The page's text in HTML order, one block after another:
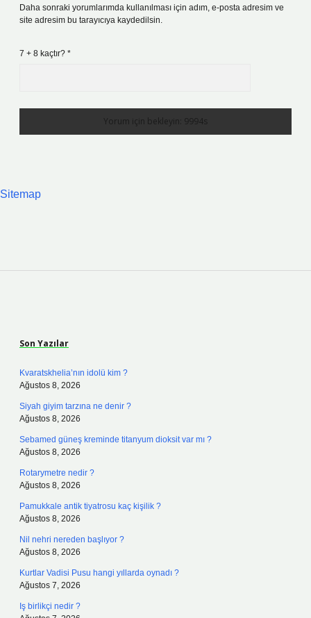
Daha sonraki yorumlarımda kullanılması için adım, e-posta adresim ve
site adresim bu tarayıcıya kaydedilsin.
7 + 8 kaçtır? *
Sitemap
Son Yazılar
Kvaratskhelia’nın idolü kim ?
Ağustos 8, 2026
Siyah giyim tarzına ne denir ?
Ağustos 8, 2026
Sebamed güneş kreminde titanyum dioksit var mı ?
Ağustos 8, 2026
Rotarymetre nedir ?
Ağustos 8, 2026
Pamukkale antik tiyatrosu kaç kişilik ?
Ağustos 8, 2026
Nil nehri nereden başlıyor ?
Ağustos 8, 2026
Kurtlar Vadisi Pusu hangi yıllarda oynadı ?
Ağustos 7, 2026
Iş birlikçi nedir ?